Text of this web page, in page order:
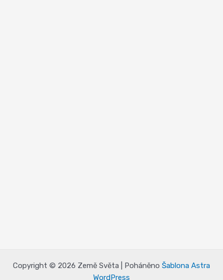
Copyright © 2026 Země Světa | Poháněno Šablona Astra
WordPress